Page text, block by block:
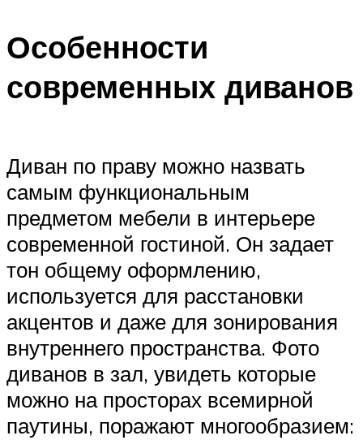
Особенности
современных диванов
Диван по праву можно назвать
самым функциональным
предметом мебели в интерьере
современной гостиной. Он задает
тон общему оформлению,
используется для расстановки
акцентов и даже для зонирования
внутреннего пространства. Фото
диванов в зал, увидеть которые
можно на просторах всемирной
паутины, поражают многообразием: